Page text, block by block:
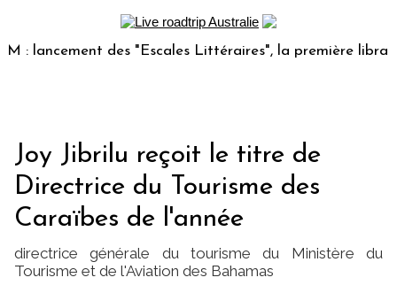
des "Escales Littéraires", la première librairie du
Joy Jibrilu reçoit le titre de
Directrice du Tourisme des
Caraïbes de l'année
directrice générale du tourisme du Ministère du
Tourisme et de l'Aviation des Bahamas